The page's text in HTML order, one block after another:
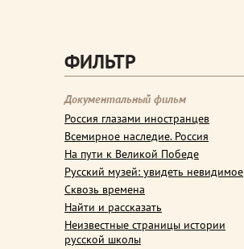
ФИЛЬТР
Документальный фильм
Россия глазами иностранцев
Всемирное наследие. Россия
На пути к Великой Победе
Русский музей: увидеть невидимое
Сквозь времена
Найти и рассказать
Неизвестные страницы истории
русской школы